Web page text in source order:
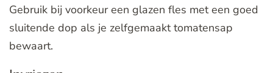
Gebruik bij voorkeur een glazen fles met een goed
sluitende dop als je zelfgemaakt tomatensap
bewaart.